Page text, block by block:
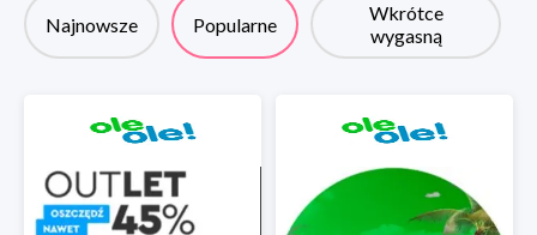
Najnowsze Popularne
Wkrótce
wygasną